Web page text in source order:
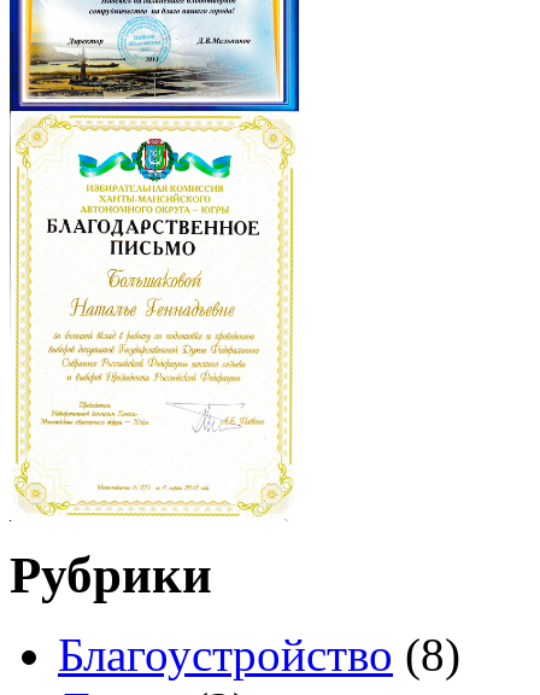
Рубрики
Благоустройство (8)